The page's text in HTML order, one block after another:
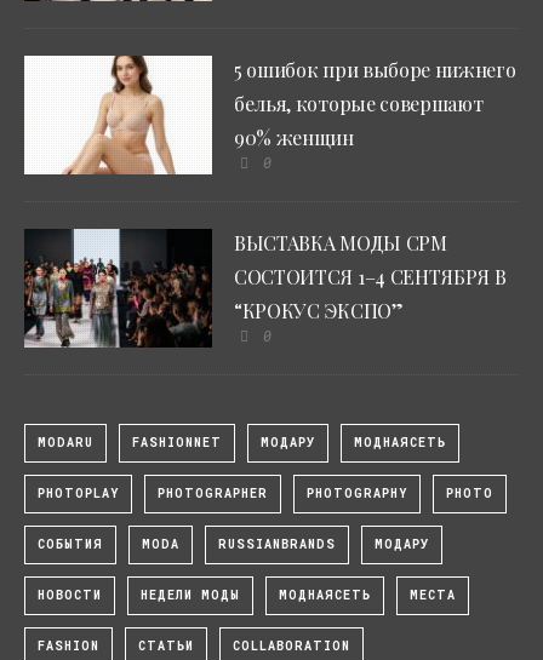
5 ошибок при выборе нижнего
белья, которые совершают
90% женщин
0
ВЫСТАВКА МОДЫ CPM
СОСТОИТСЯ 1–4 СЕНТЯБРЯ В
“КРОКУС ЭКСПО”
0
MODARU FASHIONNET МОДАРУ МОДНАЯСЕТЬ
PHOTOPLAY PHOTOGRAPHER PHOTOGRAPHY PHOTO
СОБЫТИЯ MODA RUSSIANBRANDS МОДАРУ
НОВОСТИ НЕДЕЛИ МОДЫ МОДНАЯСЕТЬ МЕСТА
FASHION СТАТЬИ COLLABORATION